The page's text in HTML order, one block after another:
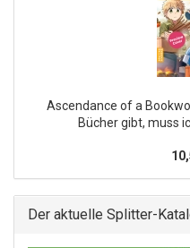
Ascendance of a
Bücher gibt, muss
Der aktuelle Splitter-